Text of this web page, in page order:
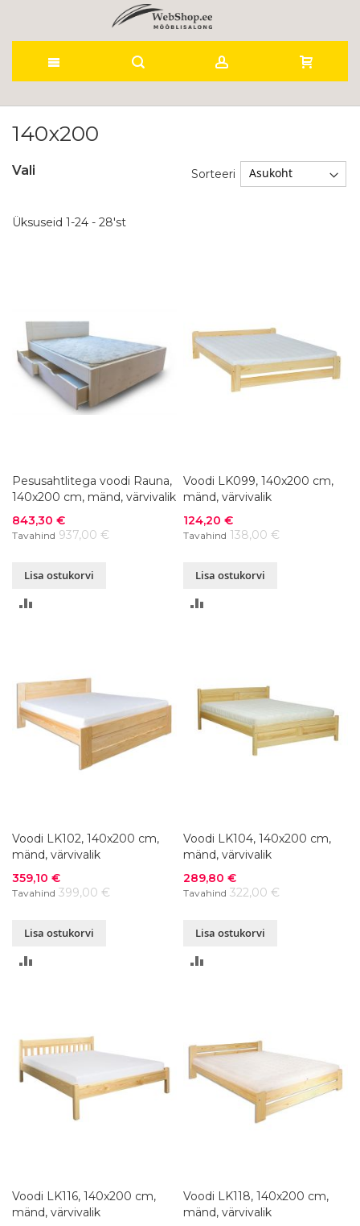
to
140x200
Üksuseid 1-24 - 28'st
Sorteeri
Pesusahtlitega voodi Rauna,
140x200 cm, mänd, värvivalik
Soodushind
843,30 €
Tavahind 937,00 €
Lisa ostukorvi
Voodi LK099, 140x200 cm,
mänd, värvivalik
Soodushind
124,20 €
Tavahind 138,00 €
Lisa ostukorvi
Voodi LK102, 140x200 cm,
mänd, värvivalik
Soodushind
359,10 €
Tavahind 399,00 €
Lisa ostukorvi
Voodi LK104, 140x200 cm,
mänd, värvivalik
Soodushind
289,80 €
Tavahind 322,00 €
Lisa ostukorvi
Voodi LK116, 140x200 cm,
mänd, värvivalik
Voodi LK118, 140x200 cm,
mänd, värvivalik
Vali